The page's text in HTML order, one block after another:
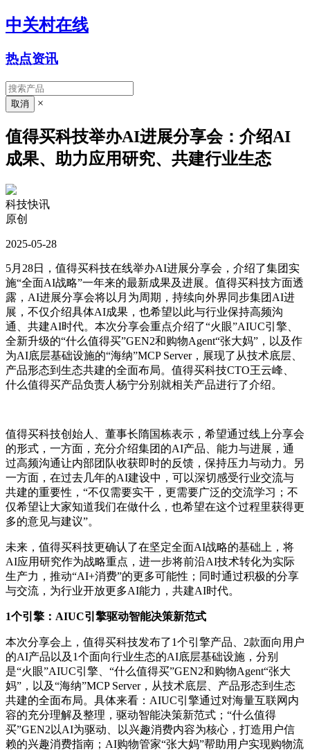
中关村在线
热点资讯
×
值得买科技举办AI进展分享会：介绍AI
成果、助力应用研究、共建行业生态
科技快讯
原创
2025-05-28
5月28日，值得买科技在线举办AI进展分享会，介绍了集团实
施“全面AI战略”一年来的最新成果及进展。值得买科技方面透
露，AI进展分享会将以月为周期，持续向外界同步集团AI进
展，不仅介绍具体AI成果，也希望以此与行业保持高频沟
通、共建AI时代。本次分享会重点介绍了“火眼”AIUC引擎、
全新升级的“什么值得买”GEN2和购物Agent“张大妈”，以及作
为AI底层基础设施的“海纳”MCP Server，展现了从技术底层、
产品形态到生态共建的全面布局。值得买科技CTO王云峰、
什么值得买产品负责人杨宁分别就相关产品进行了介绍。
值得买科技创始人、董事长隋国栋表示，希望通过线上分享会
的形式，一方面，充分介绍集团的AI产品、能力与进展，通
过高频沟通让内部团队收获即时的反馈，保持压力与动力。另
一方面，在过去几年的AI建设中，可以深切感受行业交流与
共建的重要性，“不仅需要实干，更需要广泛的交流学习；不
仅希望让大家知道我们在做什么，也希望在这个过程里获得更
多的意见与建议”。
未来，值得买科技更确认了在坚定全面AI战略的基础上，将
AI应用研究作为战略重点，进一步将前沿AI技术转化为实际
生产力，推动“AI+消费”的更多可能性；同时通过积极的分享
与交流，为行业开放更多AI能力，共建AI时代。
1个引擎：AIUC引擎驱动智能决策新范式
本次分享会上，值得买科技发布了1个引擎产品、2款面向用户
的AI产品以及1个面向行业生态的AI底层基础设施，分别
是“火眼”AIUC引擎、“什么值得买”GEN2和购物Agent“张大
妈”，以及“海纳”MCP Server，从技术底层、产品形态到生态
共建的全面布局。具体来看：AIUC引擎通过对海量互联网内
容的充分理解及整理，驱动智能决策新范式；“什么值得
买”GEN2以AI为驱动、以兴趣消费内容为核心，打造用户信
赖的兴趣消费指南；AI购物管家“张大妈”帮助用户实现购物流